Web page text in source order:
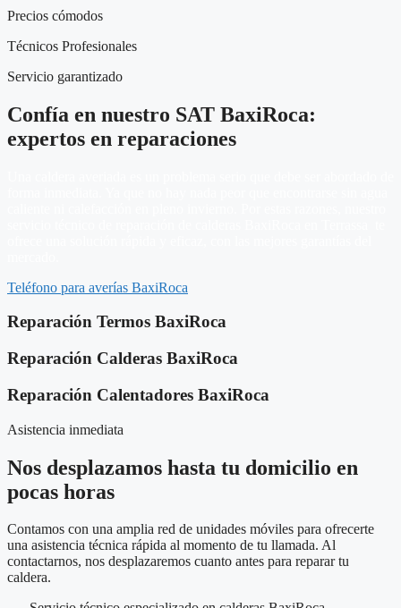
Precios cómodos
Técnicos Profesionales
Servicio garantizado
Confía en nuestro SAT BaxiRoca:
expertos en reparaciones
Teléfono para averías BaxiRoca
Reparación Termos BaxiRoca
Reparación Calderas BaxiRoca
Reparación Calentadores BaxiRoca
Asistencia inmediata
Nos desplazamos hasta tu domicilio en
pocas horas
Contamos con una amplia red de unidades móviles para ofrecerte
una asistencia técnica rápida al momento de tu llamada. Al
contactarnos, nos desplazaremos cuanto antes para reparar tu
caldera.